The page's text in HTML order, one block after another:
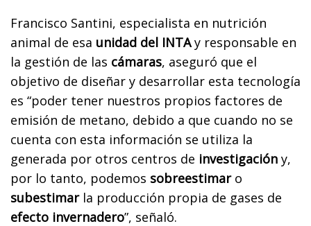
Francisco Santini, especialista en nutrición
animal de esa unidad del INTAy responsable en
la gestión de las cámaras, aseguró que el
objetivo de diseñar y desarrollar esta tecnología
es “poder tener nuestros propios factores de
emisión de metano, debido a que cuando no se
cuenta con esta información se utiliza la
generada por otros centros de investigación y,
por lo tanto, podemos sobreestimaro
subestimarla producción propia de gases de
efecto invernadero”, señaló.